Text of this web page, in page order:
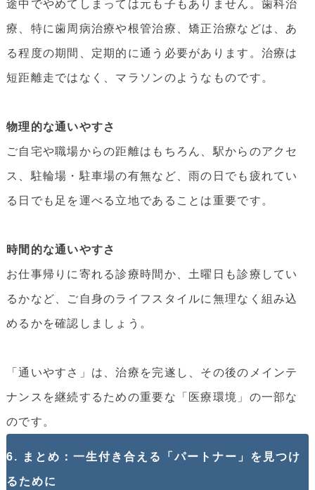
途中でやめてしまっては元も子もありません。歯科治
療、特に歯周病治療や根管治療、矯正治療などは、あ
る程度の期間、定期的に通う必要があります。治療は
短距離走ではなく、マラソンのようなものです。
物理的な通いやすさ
ご自宅や職場からの距離はもちろん、駅からのアクセ
ス、駐輪場・駐車場の有無など、雨の日でも疲れてい
る日でも足を運べる立地であることは重要です。
時間的な通いやすさ
お仕事帰りに寄れる診療時間か、土曜日も診療してい
るかなど、ご自身のライフスタイルに無理なく組み込
めるかを確認しましょう。
「通いやすさ」は、治療を完遂し、その後のメインテ
ナンスを継続するための重要な「医療環境」の一部な
のです。
6. まとめ：一生付き合える「パートナー」を見つけ
るために